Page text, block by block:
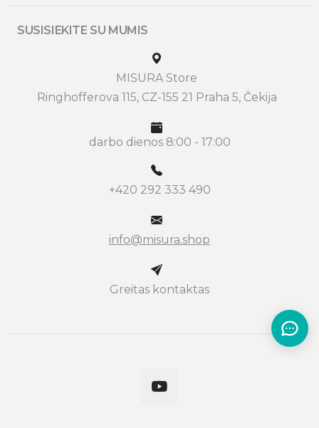
SUSISIEKITE SU MUMIS
MISURA Store
Ringhofferova 115, CZ-155 21 Praha 5, Čekija
darbo dienos 8:00 - 17:00
+420 292 333 490
info@misura.shop
Greitas kontaktas